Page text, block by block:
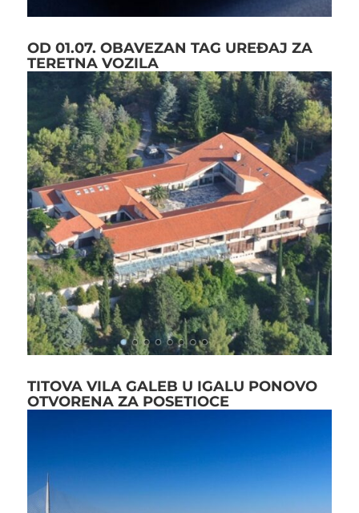
OD 01.07. OBAVEZAN TAG UREĐAJ ZA
TERETNA VOZILA
TITOVA VILA GALEB U IGALU PONOVO
OTVORENA ZA POSETIOCE